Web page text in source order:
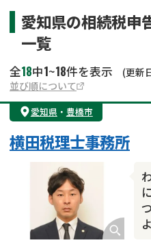
愛知県の相続税申
一覧
全18中1~18件を表示
(更新
並び順について
愛知県 ・ 豊橋市
横田税理士事務所